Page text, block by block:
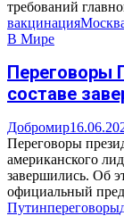
требований
вакцинация
В Мире
Переговоры
составе
Добромир
Переговоры
американского
завершились. Об
официальный
Путинпереговоры